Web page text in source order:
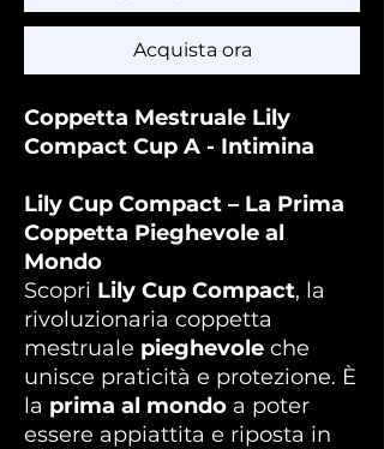
Acquista ora
Coppetta Mestruale Lily
Compact Cup A - Intimina
Lily Cup Compact – La Prima
Coppetta Pieghevole al
Mondo
Scopri Lily Cup Compact, la
rivoluzionaria coppetta
mestruale pieghevole che
unisce praticità e protezione. È
la prima al mondo a poter
essere appiattita e riposta in